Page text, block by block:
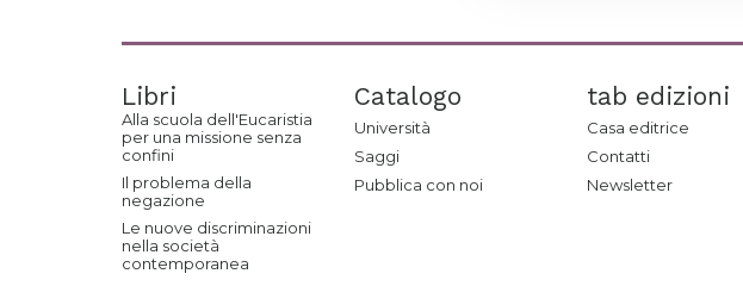
Libri
Alla scuola dell'Eucaristia
per una missione senza
confini
Il problema della
negazione
Le nuove discriminazioni
nella società
contemporanea
Catalogo
Università
Saggi
Pubblica con noi
tab edizioni
Casa editrice
Contatti
Newsletter